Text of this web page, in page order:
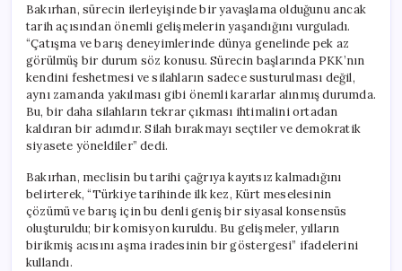
Bakırhan, sürecin ilerleyişinde bir yavaşlama olduğunu ancak
tarih açısından önemli gelişmelerin yaşandığını vurguladı.
“Çatışma ve barış deneyimlerinde dünya genelinde pek az
görülmüş bir durum söz konusu. Sürecin başlarında PKK’nın
kendini feshetmesi ve silahların sadece susturulması değil,
aynı zamanda yakılması gibi önemli kararlar alınmış durumda.
Bu, bir daha silahların tekrar çıkması ihtimalini ortadan
kaldıran bir adımdır. Silah bırakmayı seçtiler ve demokratik
siyasete yöneldiler” dedi.
Bakırhan, meclisin bu tarihi çağrıya kayıtsız kalmadığını
belirterek, “Türkiye tarihinde ilk kez, Kürt meselesinin
çözümü ve barış için bu denli geniş bir siyasal konsensüs
oluşturuldu; bir komisyon kuruldu. Bu gelişmeler, yılların
birikmiş acısını aşma iradesinin bir göstergesi” ifadelerini
kullandı.